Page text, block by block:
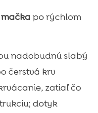
po rýchlom
nadobudnú slabý
čerstvá krv
zatiaľ čo
dotyk